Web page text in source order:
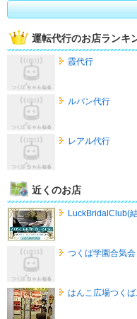
運転代行のお店ランキ
霞代行
ルパン代行
レアル代行
近くのお店
LuckBridalClub(
つくば学園合気会
はんこ広場つく